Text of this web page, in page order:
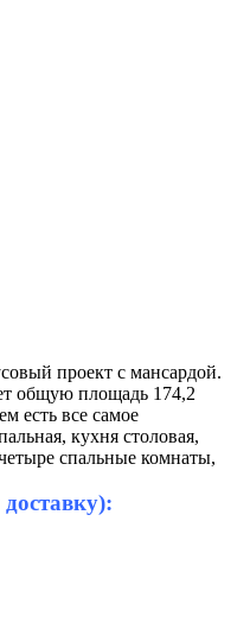
проект с мансардой.
общую площадь 174,2
есть все самое
кухня столовая,
спальные комнаты,